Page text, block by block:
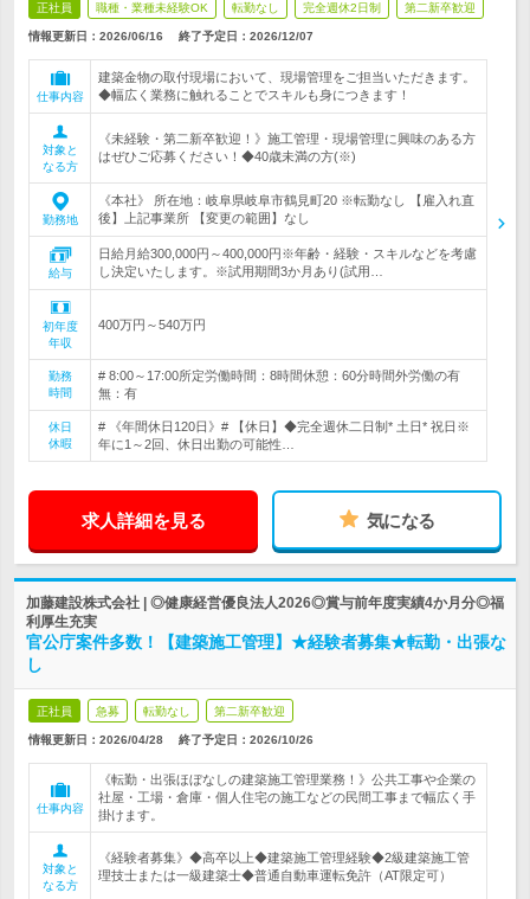
正社員 職種・業種未経験OK 転勤なし 完全週休2日制 第二新卒歓迎
情報更新日：2026/06/16 終了予定日： 2026/12/07
仕事内容
建築金物の取付現場において、現場管理をご担当いただきます。
◆幅広く業務に触れることでスキルも身につきます！
対象と
なる方
《未経験・第二新卒歓迎！》施工管理・現場管理に興味のある方
はぜひご応募ください！◆40歳未満の方(※)
勤務地
《本社》 所在地：岐阜県岐阜市鶴見町20 ※転勤なし 【雇入れ直
後】上記事業所 【変更の範囲】なし
給与
日給月給300,000円～400,000円※年齢・経験・スキルなどを考慮
し決定いたします。※試用期間3か月あり(試用…
初年度
年収
400万円～540万円
勤務
時間
# 8:00～17:00所定労働時間：8時間休憩：60分時間外労働の有
無：有
休日
休暇
# 《年間休日120日》# 【休日】◆完全週休二日制* 土日* 祝日※
年に1～2回、休日出勤の可能性…
求人詳細を見る 気になる
加藤建設株式会社 | ◎健康経営優良法人2026◎賞与前年度実績4か月分◎福
利厚生充実
官公庁案件多数！【建築施工管理】★経験者募集★転勤・出張な
し
正社員 急募 転勤なし 第二新卒歓迎
情報更新日：2026/04/28 終了予定日： 2026/10/26
仕事内容
《転勤・出張ほぼなしの建築施工管理業務！》公共工事や企業の
社屋・工場・倉庫・個人住宅の施工などの民間工事まで幅広く手
掛けます。
対象と
なる方
《経験者募集》◆高卒以上◆建築施工管理経験◆2級建築施工管
理技士または一級建築士◆普通自動車運転免許（AT限定可）